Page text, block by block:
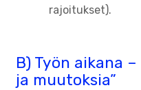
rajoitukset).
B) Työn aikana
ja muutoksia”